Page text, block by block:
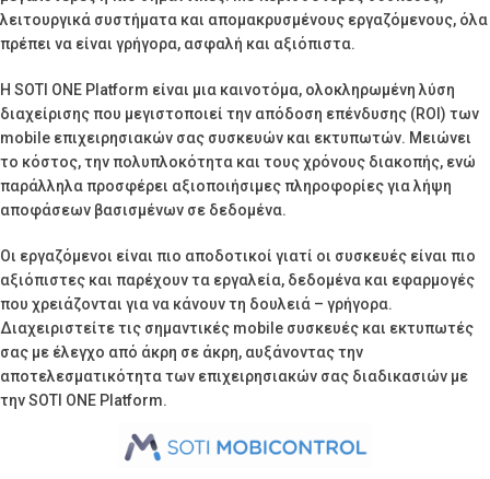
λειτουργικά συστήματα και απομακρυσμένους εργαζόμενους, όλα
πρέπει να είναι γρήγορα, ασφαλή και αξιόπιστα.
Η SOTI ONE Platform είναι μια καινοτόμα, ολοκληρωμένη λύση
διαχείρισης που μεγιστοποιεί την απόδοση επένδυσης (ROI) των
mobile επιχειρησιακών σας συσκευών και εκτυπωτών. Μειώνει
το κόστος, την πολυπλοκότητα και τους χρόνους διακοπής, ενώ
παράλληλα προσφέρει αξιοποιήσιμες πληροφορίες για λήψη
αποφάσεων βασισμένων σε δεδομένα.
Οι εργαζόμενοι είναι πιο αποδοτικοί γιατί οι συσκευές είναι πιο
αξιόπιστες και παρέχουν τα εργαλεία, δεδομένα και εφαρμογές
που χρειάζονται για να κάνουν τη δουλειά – γρήγορα.
Διαχειριστείτε τις σημαντικές mobile συσκευές και εκτυπωτές
σας με έλεγχο από άκρη σε άκρη, αυξάνοντας την
αποτελεσματικότητα των επιχειρησιακών σας διαδικασιών με
την SOTI ONE Platform.